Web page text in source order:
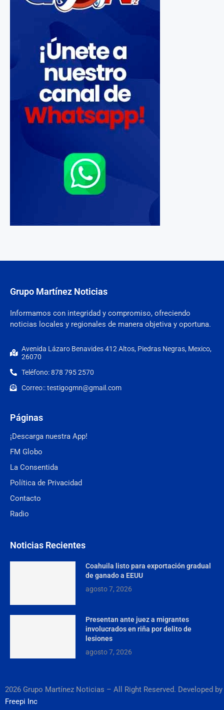
Grupo Martínez Noticias
Informamos con integridad y compromiso, ofreciendo
noticias locales y regionales de manera objetiva y oportuna.
Avenida Lázaro Benavides 412 Altos, Piedras Negras, Mexico,
26070
Teléfono: 878 795 2570
Correo:: testigogmn@gmail.com
Páginas
¡Descarga nuestra App!
FM Globo
La Consentida
Política de Privacidad
Contacto
Radio
Noticias Recientes
Coahuila listo para exportación gradual
de ganado a EEUU
agosto 7, 2026
Presentan ante juez a migrantes
involucrados en riña por delito de
lesiones
agosto 7, 2026
2026 Grupo Martínez Noticias – All Right Reserved. Developed by
Freepi Inc